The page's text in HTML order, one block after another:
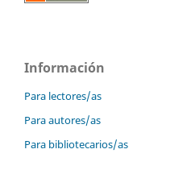
Información
Para lectores/as
Para autores/as
Para bibliotecarios/as